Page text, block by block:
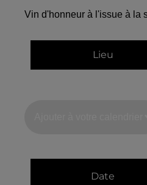
Vin d'honneur à l'issue à la
Lieu
Date